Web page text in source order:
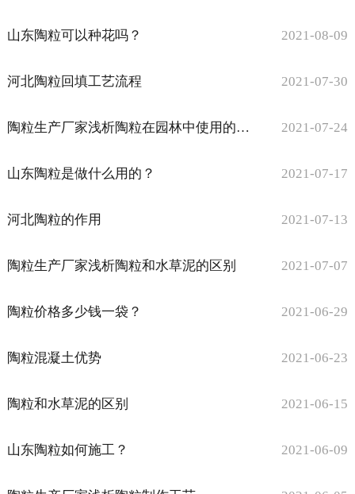
山东陶粒可以种花吗？ 2021-08-09
河北陶粒回填工艺流程 2021-07-30
陶粒生产厂家浅析陶粒在园林中使用的好处 2021-07-24
山东陶粒是做什么用的？ 2021-07-17
河北陶粒的作用 2021-07-13
陶粒生产厂家浅析陶粒和水草泥的区别 2021-07-07
陶粒价格多少钱一袋？ 2021-06-29
陶粒混凝土优势 2021-06-23
陶粒和水草泥的区别 2021-06-15
山东陶粒如何施工？ 2021-06-09